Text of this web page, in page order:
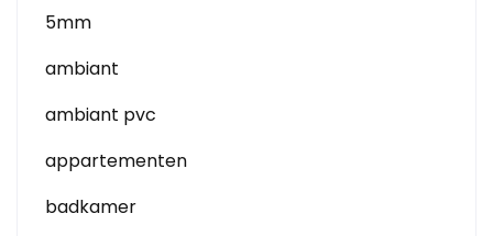
5mm
ambiant
ambiant pvc
appartementen
badkamer